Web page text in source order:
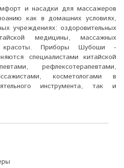
и насадки для массажеров
как в домашних условиях,
учреждениях: оздоровительных
медицины, массажных
красоты. Приборы Шубоши -
специалистами китайской
рефлексотерапевтами,
косметологами в
инструмента, так и